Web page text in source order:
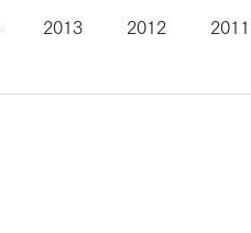
2013 2012 2011